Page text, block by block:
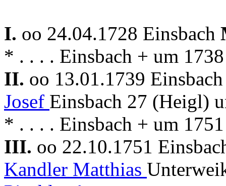
I. oo 24.04.1728 Einsbach
* . . . . Einsbach + um
II. oo 13.01.1739
Josef Einsbach 27 (Heigl)
* . . . . Einsbach + um
III. oo 22.10.1751
Kandler Matthias